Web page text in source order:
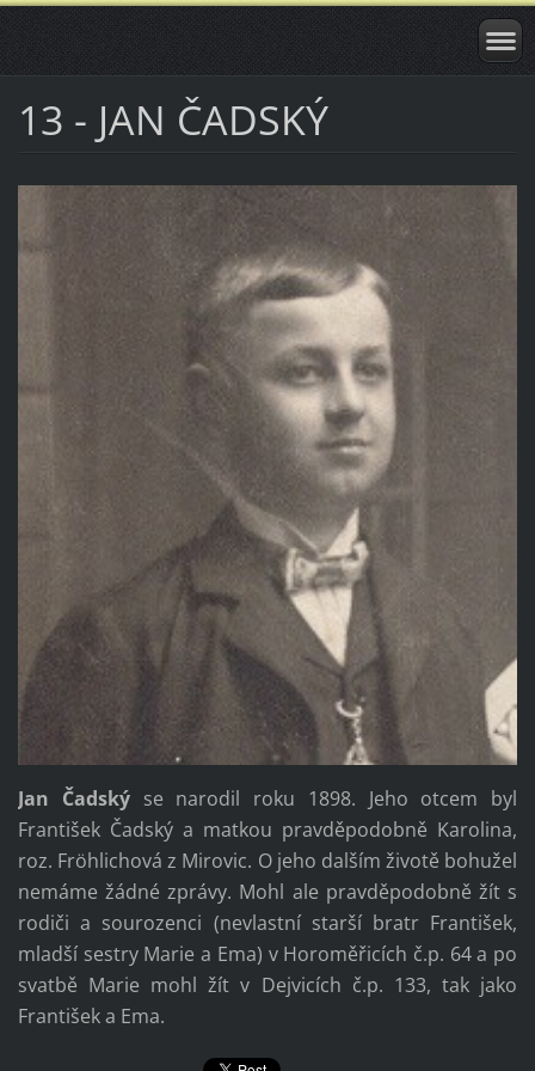
13 - JAN ČADSKÝ
Jan Čadskýse narodil roku 1898. Jeho otcem byl
František Čadský a matkou pravděpodobně Karolina,
roz. Fröhlichová z Mirovic. O jeho dalším životě bohužel
nemáme žádné zprávy. Mohl ale pravděpodobně žít s
rodiči a sourozenci (nevlastní starší bratr František,
mladší sestry Marie a Ema) v Horoměřicích č.p. 64 a po
svatbě Marie mohl žít v Dejvicích č.p. 133, tak jako
František a Ema.